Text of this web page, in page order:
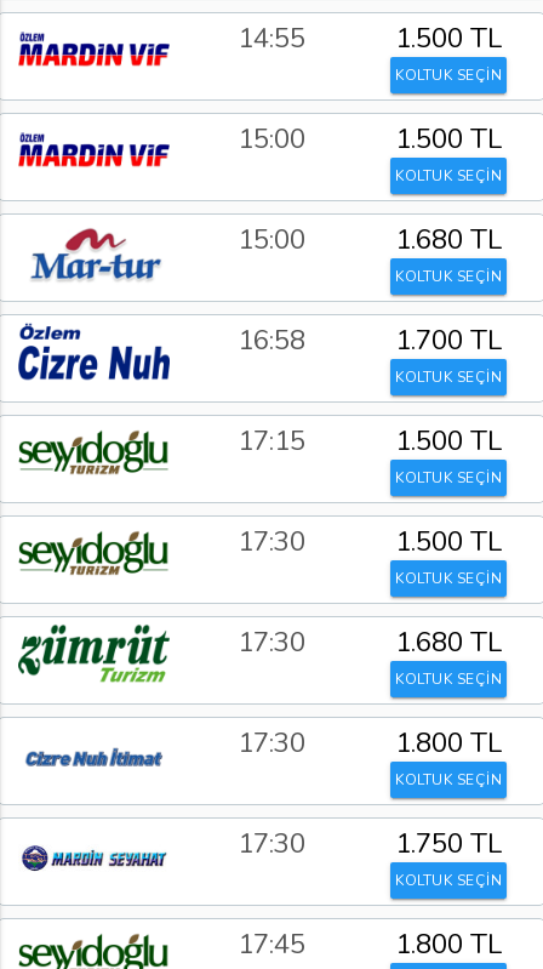
14:55 1.500 TL
KOLTUK SEÇİN
15:00 1.500 TL
KOLTUK SEÇİN
15:00 1.680 TL
KOLTUK SEÇİN
16:58 1.700 TL
KOLTUK SEÇİN
17:15 1.500 TL
KOLTUK SEÇİN
17:30 1.500 TL
KOLTUK SEÇİN
17:30 1.680 TL
KOLTUK SEÇİN
17:30 1.800 TL
KOLTUK SEÇİN
17:30 1.750 TL
KOLTUK SEÇİN
17:45 1.800 TL